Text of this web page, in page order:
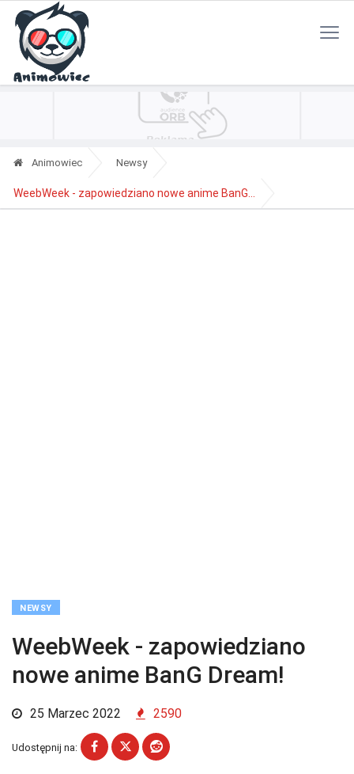
Polityka Prywatności
Animowiec Newsy
WeebWeek - zapowiedziano nowe anime BanG...
NEWSY
WeebWeek - zapowiedziano
nowe anime BanG Dream!
25 Marzec 2022 2590
Udostępnij na: